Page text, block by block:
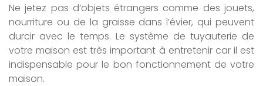
Ne jetez pas d’objets étrangers comme des jouets,
nourriture ou de la graisse dans l’évier, qui peuvent
durcir avec le temps. Le système de tuyauterie de
votre maison est très important à entretenir car il est
indispensable pour le bon fonctionnement de votre
maison.